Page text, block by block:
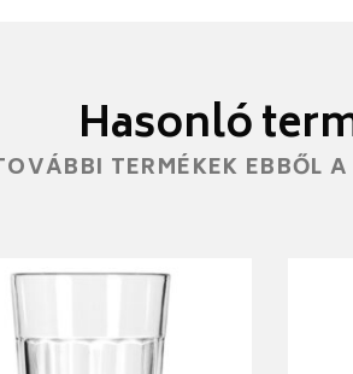
Hasonló
TERMÉKEK EBBŐL